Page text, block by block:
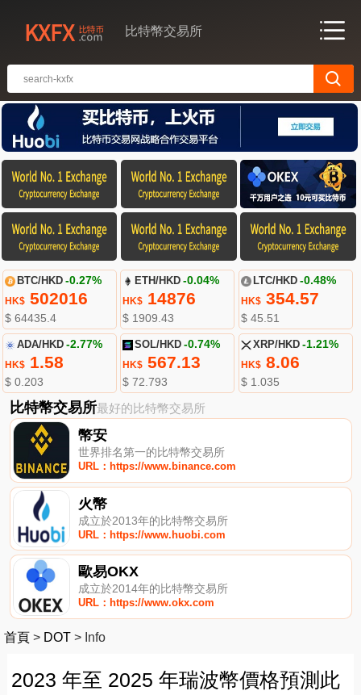
比特幣交易所
BTC/HKD -0.27%
HK$502016
$ 64435.4
ETH/HKD -0.04%
HK$ 14876
$ 1909.43
LTC/HKD -0.48%
HK$354.57
$ 45.51
ADA/HKD -2.77%
HK$1.58
$ 0.203
SOL/HKD -0.74%
HK$ 567.13
$ 72.793
XRP/HKD -1.21%
HK$8.06
$ 1.035
比特幣交易所最好的比特幣交易所
幣安
世界排名第一的比特幣交易所
URL：https://www.binance.com
火幣
成立於2013年的比特幣交易所
URL：https://www.huobi.com
歐易OKX
成立於2014年的比特幣交易所
URL：https://www.okx.com
首頁 > DOT > Info
2023 年至 2025 年瑞波幣價格預測此